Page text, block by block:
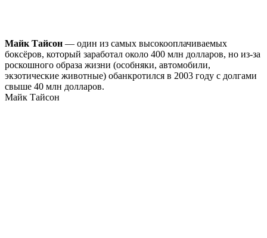
Майк Тайсон — один из самых высокооплачиваемых
боксёров, который заработал около 400 млн долларов, но из-за
роскошного образа жизни (особняки, автомобили,
экзотические животные) обанкротился в 2003 году с долгами
свыше 40 млн долларов.
Майк Тайсон